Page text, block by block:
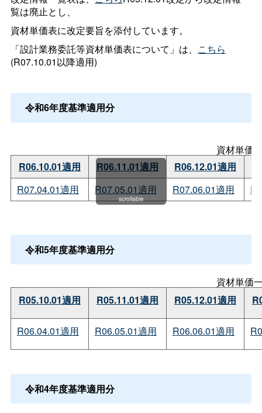
覧は廃止とし、
資材単価表に改定要旨を添付しています。
「設計業務委託等資材単価表について」は、 こちら
(R07.10.01以降適用)
令和6年度基準適用分
資材単価
R06.10.01適用
R06.11.01適用 R06.12.01適用
R07.04.01適用
R07.05.01適用 R07.06.01適用
scrollable
令和5年度基準適用分
資材単価
R05.10.01適用
R05.11.01適用 R05.12.01適用
R06.04.01適用 R06.05.01適用 R06.06.01適用
令和4年度基準適用分